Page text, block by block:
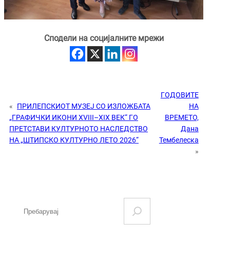
Сподели на социјалните мрежи
«
ПРИЛЕПСКИОТ МУЗЕЈ СО ИЗЛОЖБАТА
„ГРАФИЧКИ ИКОНИ XVIII–XIX ВЕК“ ГО
ПРЕТСТАВИ КУЛТУРНОТО НАСЛЕДСТВО
НА „ШТИПСКО КУЛТУРНО ЛЕТО 2026“
ГОДОВИТЕ
НА
ВРЕМЕТО,
Дана
Тембелеска
»